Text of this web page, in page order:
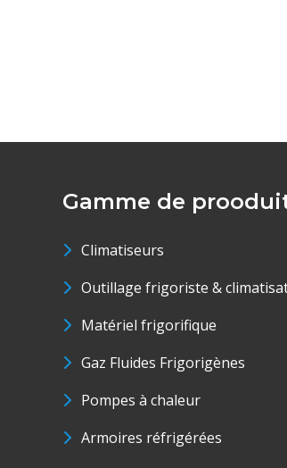
Gamme de
Climatiseurs
Outillage frigoriste &
Matériel frigorifique
Gaz Fluides Frigorigènes
Pompes à chaleur
Armoires réfrigérées